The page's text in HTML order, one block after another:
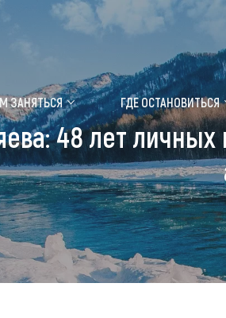
Цветение маральника
Где побывать
Объекты природы
Объекты истории и
Объекты развлечений
Топ туристических мест
ЗАНЯТЬСЯ ГДЕ ОСТАНОВИТЬСЯ
48 лет